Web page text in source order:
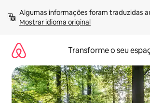
para
Mostrar idioma original
Transforme o seu